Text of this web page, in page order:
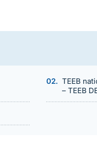
TEEB
– TEEB